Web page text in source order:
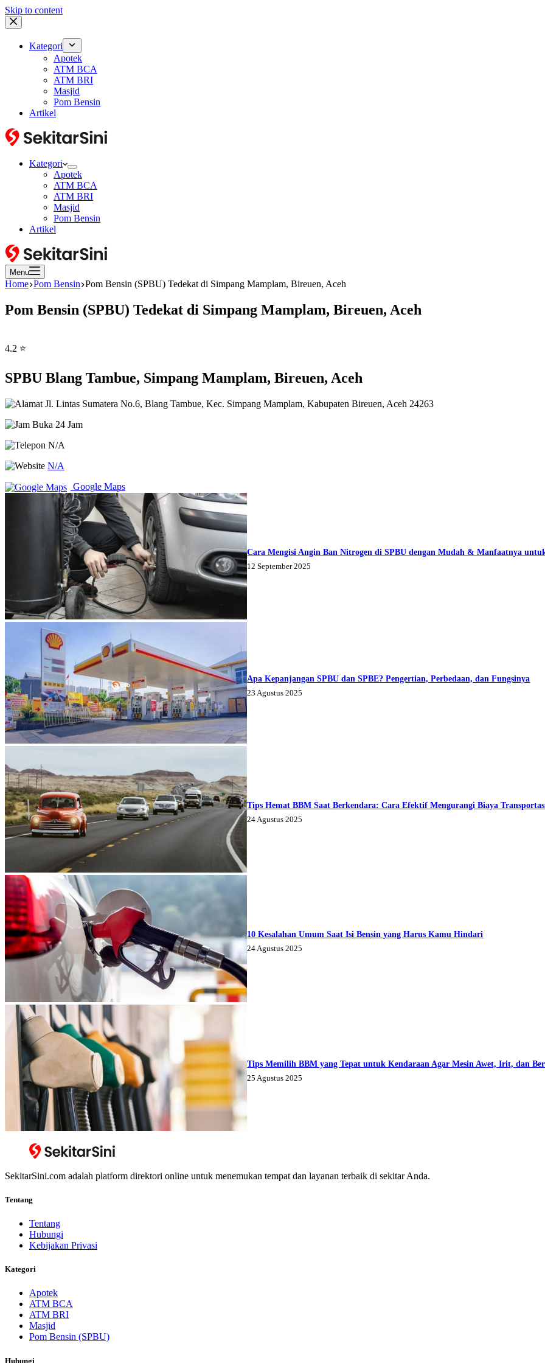
Skip to content
Kategori
Apotek
ATM BCA
ATM BRI
Masjid
Pom Bensin
Artikel
Kategori
Apotek
ATM BCA
ATM BRI
Masjid
Pom Bensin
Artikel
Menu
Home Pom Bensin Pom Bensin (SPBU) Tedekat di Simpang Mamplam, Bireuen, Aceh
Pom Bensin (SPBU) Tedekat di Simpang Mamplam, Bireuen, Aceh
4.2 ⭐
SPBU Blang Tambue, Simpang Mamplam, Bireuen, Aceh
Jl. Lintas Sumatera No.6, Blang Tambue, Kec. Simpang Mamplam, Kabupaten Bireuen, Aceh 24263
Buka 24 Jam
N/A
N/A
Google Maps
Cara Mengisi Angin Ban Nitrogen di SPBU dengan Mudah & Manfaatnya
12 September 2025
Apa Kepanjangan SPBU dan SPBE? Pengertian, Perbedaan, dan Fungsinya
23 Agustus 2025
Tips Hemat BBM Saat Berkendara: Cara Efektif Mengurangi Biaya
24 Agustus 2025
10 Kesalahan Umum Saat Isi Bensin yang Harus Kamu Hindari
24 Agustus 2025
Tips Memilih BBM yang Tepat untuk Kendaraan Agar Mesin Awet, Irit, dan
25 Agustus 2025
SekitarSini.com adalah platform direktori online untuk menemukan tempat dan layanan terbaik di sekitar Anda.
Tentang
Tentang
Hubungi
Kebijakan Privasi
Kategori
Apotek
ATM BCA
ATM BRI
Masjid
Pom Bensin (SPBU)
Hubungi